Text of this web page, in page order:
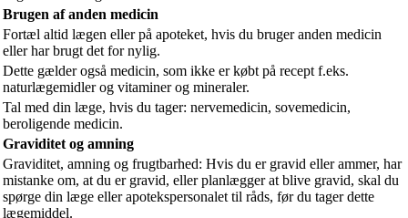
Brugen af anden medicin
Fortæl altid lægen eller på apoteket, hvis du bruger anden medicin
eller har brugt det for nylig.
Dette gælder også medicin, som ikke er købt på recept f.eks.
naturlægemidler og vitaminer og mineraler.
Tal med din læge, hvis du tager: nervemedicin, sovemedicin,
beroligende medicin.
Graviditet og amning
Graviditet, amning og frugtbarhed: Hvis du er gravid eller ammer, har
mistanke om, at du er gravid, eller planlægger at blive gravid, skal du
spørge din læge eller apotekspersonalet til råds, før du tager dette
lægemiddel.